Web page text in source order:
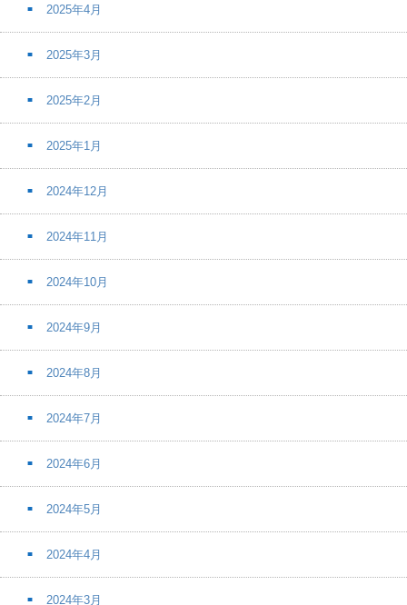
2025年4月
2025年3月
2025年2月
2025年1月
2024年12月
2024年11月
2024年10月
2024年9月
2024年8月
2024年7月
2024年6月
2024年5月
2024年4月
2024年3月